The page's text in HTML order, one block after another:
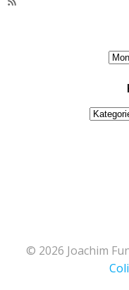
RSS-
© 2026 Joachim